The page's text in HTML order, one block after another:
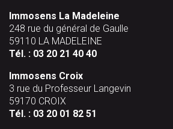
Immosens La Madeleine
248 rue du général de Gaulle
59110 LA MADELEINE
Tél. : 03 20 21 40 40
Immosens Croix
3 rue du Professeur Langevin
59170 CROIX
Tél. : 03 20 01 82 51